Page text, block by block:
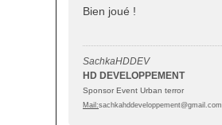
s
g
e
Bien joué !
SachkaHDDEV
HD DEVELOPPEMENT
Sponsor Event Urban terror
Mail:sachkahddeveloppement@gmail.com